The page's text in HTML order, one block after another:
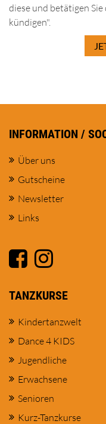
diese und betätigen
kündigen".
INFORMATION /
Über uns
Gutscheine
Newsletter
Links
TANZKURSE
Kindertanzwelt
Dance 4 KIDS
Jugendliche
Erwachsene
Senioren
Kurz-Tanzkurse